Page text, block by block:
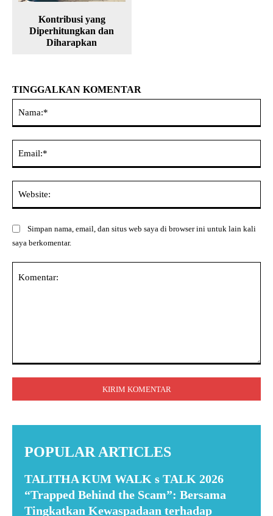
Kontribusi yang
Diperhitungkan dan
Diharapkan
TINGGALKAN KOMENTAR
Simpan nama, email, dan situs web saya di browser ini untuk lain kali
saya berkomentar.
POPULAR ARTICLES
TALITHA KUM WALK s TALK 2026
“Trapped Behind the Scam”: Bersama
Tingkatkan Kewaspadaan terhadap